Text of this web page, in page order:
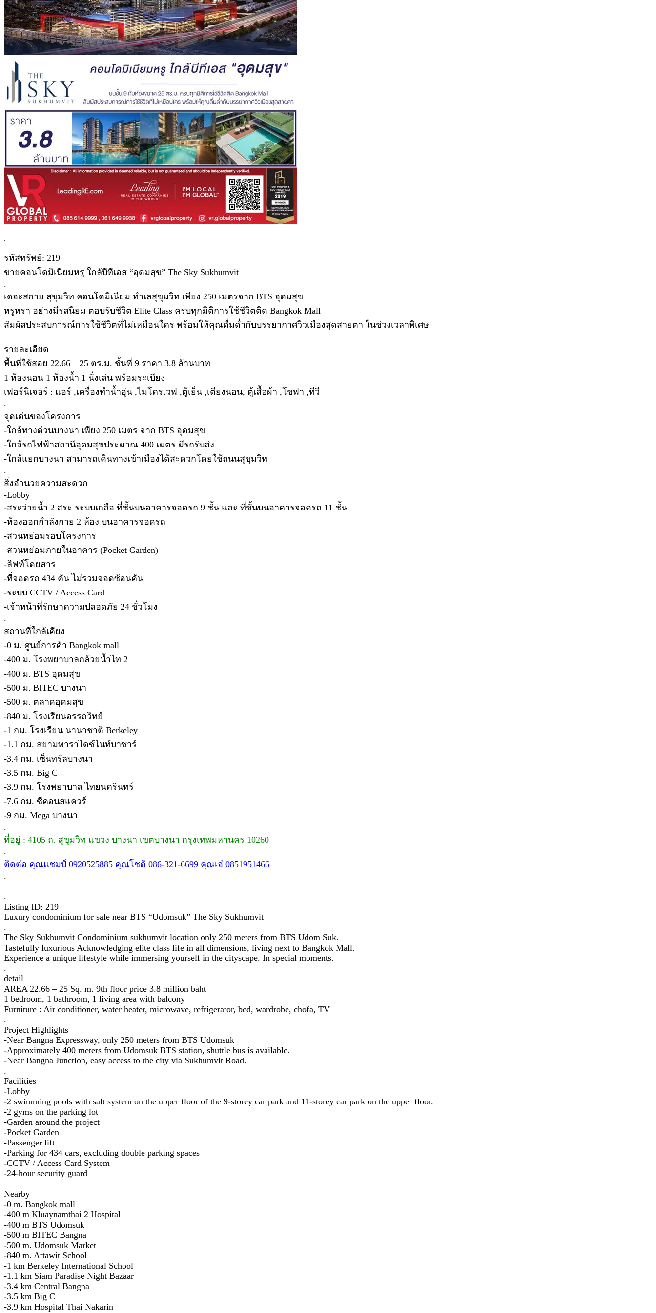
.
รหัสทรัพย์: 219
ขายคอนโดมิเนียมหรู ใกล้บีทีเอส “อุดมสุข” The Sky Sukhumvit
.
เดอะสกาย สุขุมวิท คอนโดมิเนียม ทำเลสุขุมวิท เพียง 250 เมตรจาก BTS อุดมสุข
หรูหรา อย่างมีรสนิยม ตอบรับชีวิต Elite Class ครบทุกมิติการใช้ชีวิตติด Bangkok Mall
สัมผัสประสบการณ์การใช้ชีวิตที่ไม่เหมือนใคร พร้อมให้คุณดื่มด่ำกับบรรยากาศวิวเมืองสุดสายตา ในช่วงเวลาพิเศษ
.
รายละเอียด
พื้นที่ใช้สอย 22.66 – 25 ตร.ม. ชั้นที่ 9 ราคา 3.8 ล้านบาท
1 ห้องนอน 1 ห้องน้ำ 1 นั่งเล่น พร้อมระเบียง
เฟอร์นิเจอร์ : แอร์ ,เครื่องทำน้ำอุ่น ,ไมโครเวฟ ,ตู้เย็น ,เตียงนอน, ตู้เสื้อผ้า ,โชฟา ,ทีวี
.
จุดเด่นของโครงการ
-ใกล้ทางด่วนบางนา เพียง 250 เมตร จาก BTS อุดมสุข
-ใกล้รถไฟฟ้าสถานีอุดมสุขประมาณ 400 เมตร มีรถรับส่ง
-ใกล้แยกบางนา สามารถเดินทางเข้าเมืองได้สะดวกโดยใช้ถนนสุขุมวิท
.
สิ่งอำนวยความสะดวก
-Lobby
-สระว่ายน้ำ 2 สระ ระบบเกลือ ที่ชั้นบนอาคารจอดรถ 9 ชั้น และ ที่ชั้นบนอาคารจอดรถ 11 ชั้น
-ห้องออกกำลังกาย 2 ห้อง บนอาคารจอดรถ
-สวนหย่อมรอบโครงการ
-สวนหย่อมภายในอาคาร (Pocket Garden)
-ลิฟท์โดยสาร
-ที่จอดรถ 434 คัน ไม่รวมจอดซ้อนคัน
-ระบบ CCTV / Access Card
-เจ้าหน้าที่รักษาความปลอดภัย 24 ชั่วโมง
.
สถานที่ใกล้เคียง
-0 ม. ศูนย์การค้า Bangkok mall
-400 ม. โรงพยาบาลกล้วยน้ำไท 2
-400 ม. BTS อุดมสุข
-500 ม. BITEC บางนา
-500 ม. ตลาดอุดมสุข
-840 ม. โรงเรียนอรรถวิทย์
-1 กม. โรงเรียน นานาชาติ Berkeley
-1.1 กม. สยามพาราไดซ์ไนท์บาซาร์
-3.4 กม. เซ็นทรัลบางนา
-3.5 กม. Big C
-3.9 กม. โรงพยาบาล ไทยนครินทร์
-7.6 กม. ซีคอนสแควร์
-9 กม. Mega บางนา
.
ที่อยู่ : 4105 ถ. สุขุมวิท แขวง บางนา เขตบางนา กรุงเทพมหานคร 10260
.
ติดต่อ คุณแชมป์ 0920525885 คุณโชติ 086-321-6699 คุณเอ๋ 0851951466
.
——————————————
.
Listing ID: 219
Luxury condominium for sale near BTS “Udomsuk” The Sky Sukhumvit
.
The Sky Sukhumvit Condominium sukhumvit location only 250 meters from BTS Udom Suk.
Tastefully luxurious Acknowledging elite class life in all dimensions, living next to Bangkok Mall.
Experience a unique lifestyle while immersing yourself in the cityscape. In special moments.
.
detail
AREA 22.66 – 25 Sq. m. 9th floor price 3.8 million baht
1 bedroom, 1 bathroom, 1 living area with balcony
Furniture : Air conditioner, water heater, microwave, refrigerator, bed, wardrobe, chofa, TV
.
Project Highlights
-Near Bangna Expressway, only 250 meters from BTS Udomsuk
-Approximately 400 meters from Udomsuk BTS station, shuttle bus is available.
-Near Bangna Junction, easy access to the city via Sukhumvit Road.
.
Facilities
-Lobby
-2 swimming pools with salt system on the upper floor of the 9-storey car park and 11-storey car park on the upper floor.
-2 gyms on the parking lot
-Garden around the project
-Pocket Garden
-Passenger lift
-Parking for 434 cars, excluding double parking spaces
-CCTV / Access Card System
-24-hour security guard
.
Nearby
-0 m. Bangkok mall
-400 m Kluaynamthai 2 Hospital
-400 m BTS Udomsuk
-500 m BITEC Bangna
-500 m. Udomsuk Market
-840 m. Attawit School
-1 km Berkeley International School
-1.1 km Siam Paradise Night Bazaar
-3.4 km Central Bangna
-3.5 km Big C
-3.9 km Hospital Thai Nakarin